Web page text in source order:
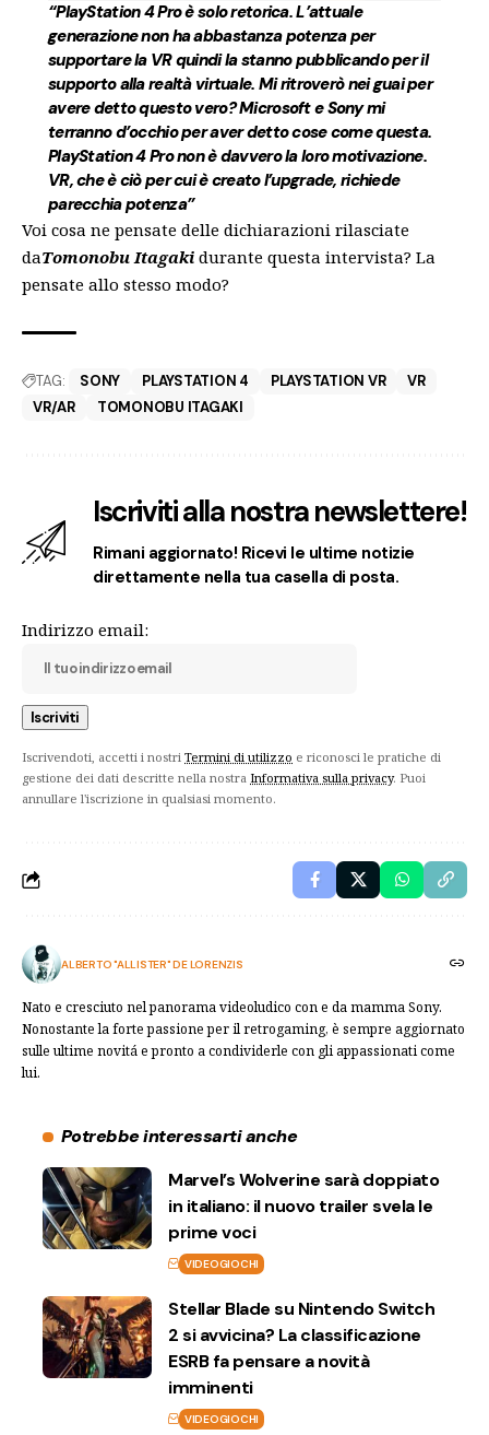
“PlayStation 4 Pro è solo retorica. L’attuale
generazione non ha abbastanza potenza per
supportare la VR quindi la stanno pubblicando per il
supporto alla realtà virtuale. Mi ritroverò nei guai per
avere detto questo vero? Microsoft e Sony mi
terranno d’occhio per aver detto cose come questa.
PlayStation 4 Pro non è davvero la loro motivazione.
VR, che è ciò per cui è creato l’upgrade, richiede
parecchia potenza”
Voi cosa ne pensate delle dichiarazioni rilasciate
daTomonobu Itagaki durante questa intervista? La
pensate allo stesso modo?
TAG: SONY PLAYSTATION 4 PLAYSTATION VR
VR
VR/AR
TOMONOBU ITAGAKI
Iscriviti alla nostra newslettere!
Rimani aggiornato! Ricevi le ultime notizie
direttamente nella tua casella di posta.
Indirizzo email:
Iscrivendoti, accetti i nostri Termini di utilizzo e riconosci le pratiche di
gestione dei dati descritte nella nostra Informativa sulla privacy. Puoi
annullare l'iscrizione in qualsiasi momento.
ALBERTO "ALLISTER" DE LORENZIS
Nato e cresciuto nel panorama videoludico con e da mamma Sony.
Nonostante la forte passione per il retrogaming, è sempre aggiornato
sulle ultime novitá e pronto a condividerle con gli appassionati come
lui.
Potrebbe interessarti anche
Marvel’s Wolverine sarà doppiato
in italiano: il nuovo trailer svela le
prime voci
VIDEOGIOCHI
Stellar Blade su Nintendo Switch
2 si avvicina? La classificazione
ESRB fa pensare a novità
imminenti
VIDEOGIOCHI